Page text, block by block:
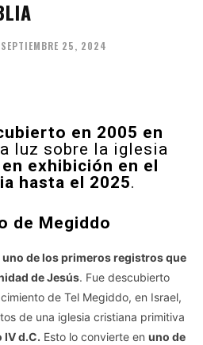
SEPTIEMBRE 25, 2024
en 2005 en
luz sobre la iglesia
exhibición en el
hasta el 2025.
de Megiddo
uno de los primeros registros que
de Jesús. Fue descubierto
de Tel Megiddo, en Israel,
de una iglesia cristiana primitiva
IV d.C. Esto lo convierte en uno de